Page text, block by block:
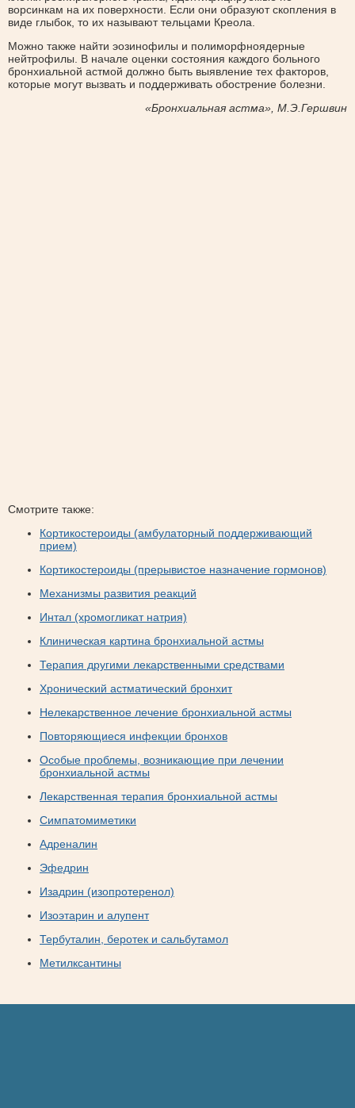
ворсинкам на их поверхности. Если они образуют скопления в
виде глыбок, то их называют тельцами Креола.
Можно также найти эозинофилы и полиморфноядерные
нейтрофилы. В начале оценки состояния каждого больного
бронхиальной астмой должно быть выявление тех факторов,
которые могут вызвать и поддерживать обострение болезни.
«Бронхиальная астма», М.Э.Гершвин
Смотрите также:
Кортикостероиды (амбулаторный поддерживающий
прием)
Кортикостероиды (прерывистое назначение гормонов)
Механизмы развития реакций
Интал (хромогликат натрия)
Клиническая картина бронхиальной астмы
Терапия другими лекарственными средствами
Хронический астматический бронхит
Нелекарственное лечение бронхиальной астмы
Повторяющиеся инфекции бронхов
Особые проблемы, возникающие при лечении
бронхиальной астмы
Лекарственная терапия бронхиальной астмы
Симпатомиметики
Адреналин
Эфедрин
Изадрин (изопротеренол)
Изоэтарин и алупент
Тербуталин, беротек и сальбутамол
Метилксантины